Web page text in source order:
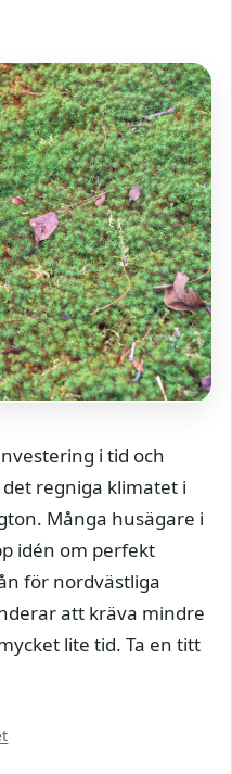
i tid och
regniga klimatet i
Många husägare i
idén om perfekt
för nordvästliga
att kräva mindre
lite tid. Ta en titt